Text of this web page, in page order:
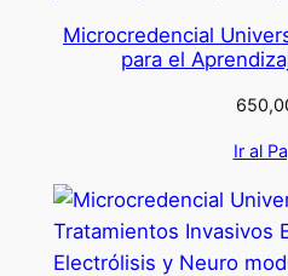
Microcredencial
para el
Ir al